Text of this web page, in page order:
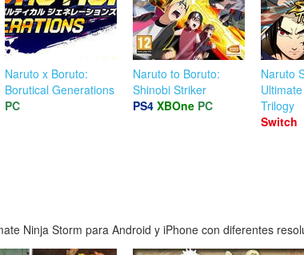
Naruto x Boruto:
Borutical Generations
PC
Naruto to Boruto:
Shinobi Striker
PS4 XBOne PC
Naruto
Trilogy
Switch
Ninja Storm para Android y iPhone con diferentes